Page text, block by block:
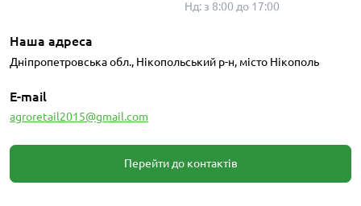
Нд: з 8:00 до 17:00
Наша адреса
Дніпропетровська обл., Нікопольський р-н, місто Нікополь
E-mail
agroretail2015@gmail.com
Перейти до контактів